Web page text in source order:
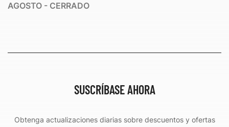
AGOSTO - CERRADO
SUSCRÍBASE AHORA
Obtenga actualizaciones diarias sobre descuentos y ofertas